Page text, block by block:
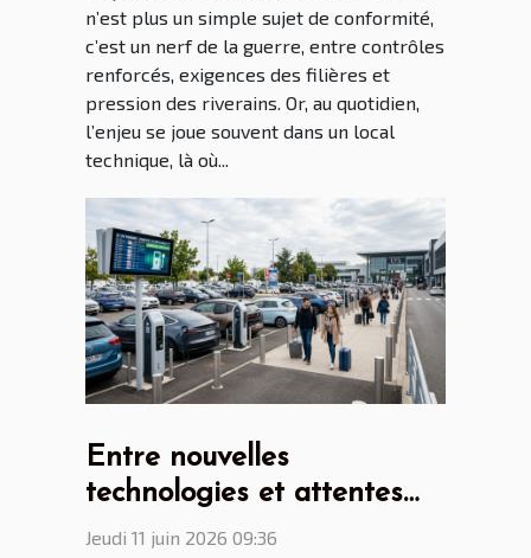
n’est plus un simple sujet de conformité,
c’est un nerf de la guerre, entre contrôles
renforcés, exigences des filières et
pression des riverains. Or, au quotidien,
l’enjeu se joue souvent dans un local
technique, là où...
Entre nouvelles
technologies et attentes
voyageur, le parking
Jeudi 11 juin 2026 09:36